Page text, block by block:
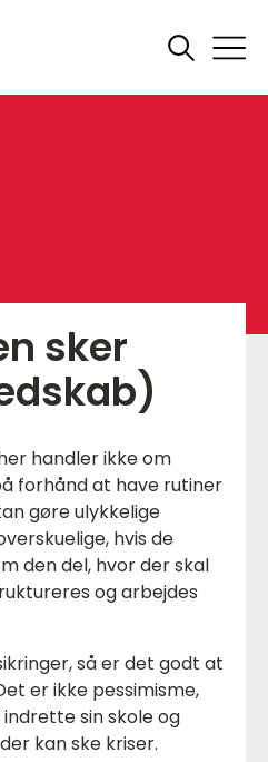
sker
handler ikke om
forhånd at have rutiner
gøre ulykkelige
hvis de
den del, hvor der skal
og arbejdes
så er det godt at
er ikke pessimisme,
sin skole og
kan ske kriser.